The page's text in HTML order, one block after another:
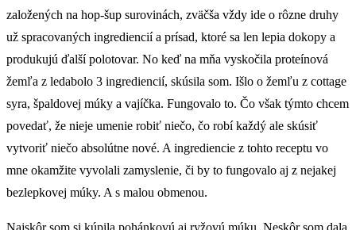
založených na hop-šup surovinách, zväčša vždy ide o rôzne druhy
už spracovaných ingrediencií a prísad, ktoré sa len lepia dokopy a
produkujú ďalší polotovar. No keď na mňa vyskočila proteínová
žemľa z ledabolo 3 ingrediencií, skúsila som. Išlo o žemľu z cottage
syra, špaldovej múky a vajíčka. Fungovalo to. Čo však týmto chcem
povedať, že nieje umenie robiť niečo, čo robí každý ale skúsiť
vytvoriť niečo absolútne nové. A ingrediencie z tohto receptu vo
mne okamžite vyvolali zamyslenie, či by to fungovalo aj z nejakej
bezlepkovej múky. A s malou obmenou.